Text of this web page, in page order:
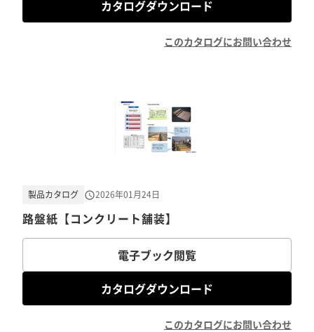
カタログダウンロード
このカタログにお問い合わせ
路盤紙【コンクリート舗装】
製品カタログ 2026年01月24日
電子ブック閲覧
カタログダウンロード
このカタログにお問い合わせ